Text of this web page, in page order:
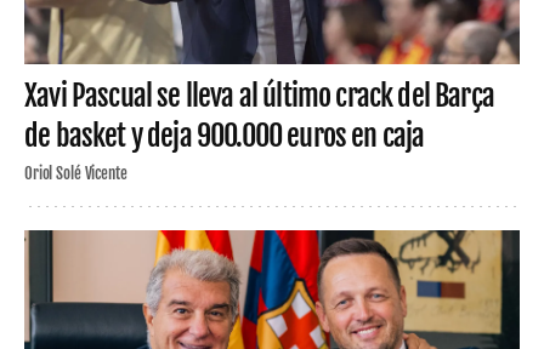
Xavi Pascual se lleva al último crack del Barça
de basket y deja 900.000 euros en caja
Oriol Solé Vicente